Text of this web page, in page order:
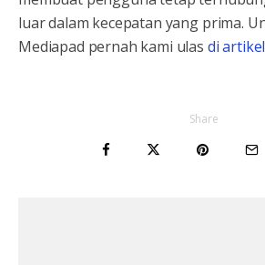
luar dalam kecepatan yang prima.
Mediapad pernah kami ulas di
Share